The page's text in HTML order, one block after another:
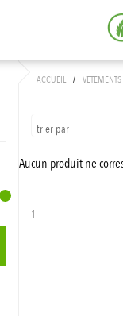
ACCUEIL / VETEMENTS
trier par
Aucun produit ne
1